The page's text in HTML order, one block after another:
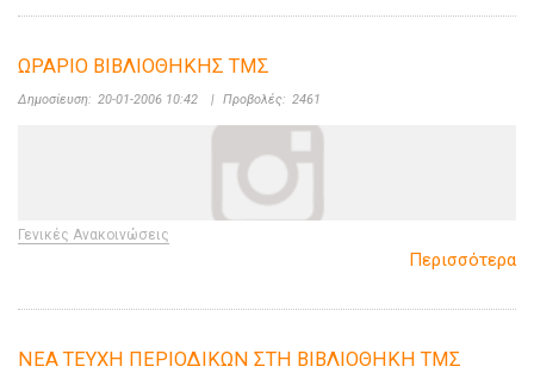
ΩΡΑΡΙΟ ΒΙΒΛΙΟΘΗΚΗΣ ΤΜΣ
Δημοσίευση: 20-01-2006 10:42 | Προβολές: 2461
Γενικές Ανακοινώσεις
Περισσότερα
ΝΕΑ ΤΕΥΧΗ ΠΕΡΙΟΔΙΚΩΝ ΣΤΗ ΒΙΒΛΙΟΘΗΚΗ ΤΜΣ